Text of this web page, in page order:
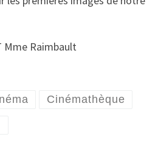
Mme Raimbault
Cinémathèque